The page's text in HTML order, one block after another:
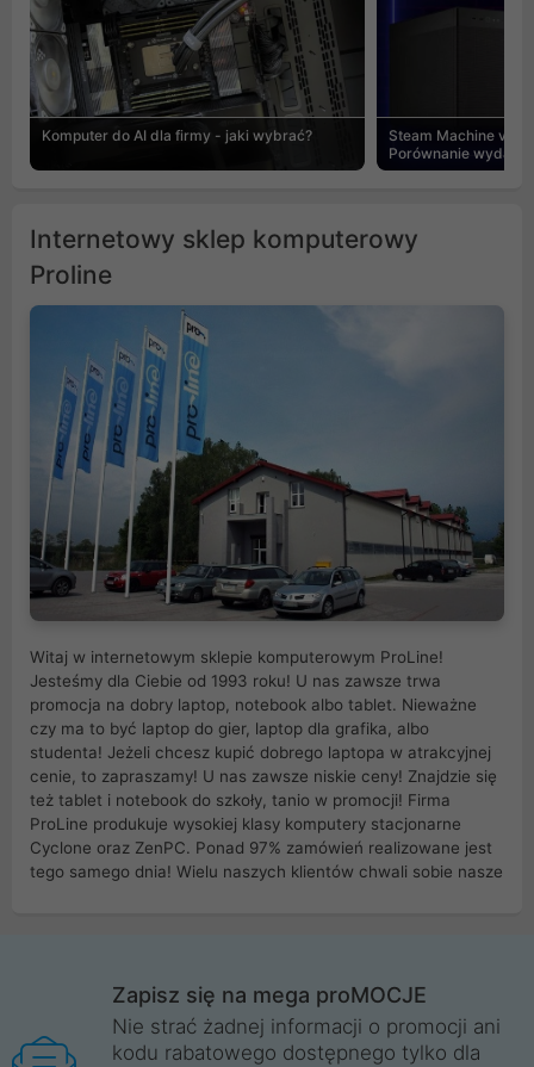
Komputer do AI dla firmy - jaki wybrać?
Steam Machine vs
Porównanie
Internetowy sklep komputerowy
Proline
Witaj w internetowym sklepie komputerowym ProLine!
Jesteśmy dla Ciebie od 1993 roku! U nas zawsze trwa
promocja na dobry laptop, notebook albo tablet. Nieważne
czy ma to być laptop do gier, laptop dla grafika, albo
studenta! Jeżeli chcesz kupić dobrego laptopa w atrakcyjnej
cenie, to zapraszamy! U nas zawsze niskie ceny! Znajdzie się
też tablet i notebook do szkoły, tanio w promocji! Firma
ProLine produkuje wysokiej klasy komputery stacjonarne
Cyclone oraz ZenPC. Ponad 97% zamówień realizowane jest
tego samego dnia! Wielu naszych klientów chwali sobie nasze
Wrocław, Poznań, Legnica, Katowice, Gliwice, Kalisz, Bytom,
Trzebnica, Opole. Szybka i profesjonalna obsługa!
ProLine to polska firma ze 100% polskim kapitałem. Działamy
Zapisz się na mega proMOCJE
Nie strać żadnej informacji o promocji ani
kodu rabatowego dostępnego tylko dla